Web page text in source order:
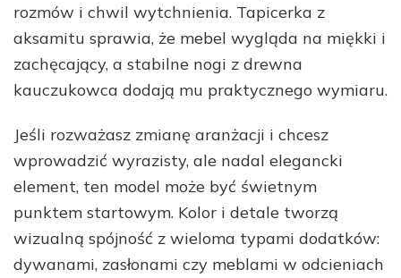
rozmów i chwil wytchnienia. Tapicerka z
aksamitu sprawia, że mebel wygląda na miękki i
zachęcający, a stabilne nogi z drewna
kauczukowca dodają mu praktycznego wymiaru.
Jeśli rozważasz zmianę aranżacji i chcesz
wprowadzić wyrazisty, ale nadal elegancki
element, ten model może być świetnym
punktem startowym. Kolor i detale tworzą
wizualną spójność z wieloma typami dodatków:
dywanami, zasłonami czy meblami w odcieniach